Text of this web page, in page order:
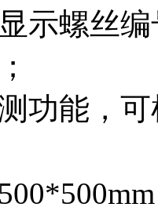
示螺丝
功能，